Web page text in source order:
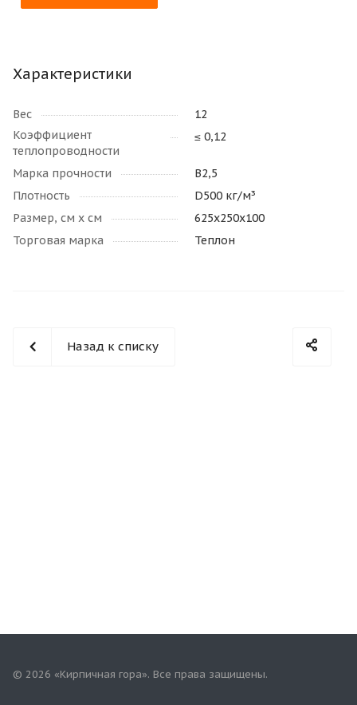
Характеристики
Вес
12
Коэффициент
теплопроводности
≤ 0,12
Марка прочности
В2,5
Плотность
D500 кг/м³
Размер, см х см
625х250х100
Торговая марка
Теплон
Назад к списку
© 2026 «Кирпичная гора». Все права защищены.